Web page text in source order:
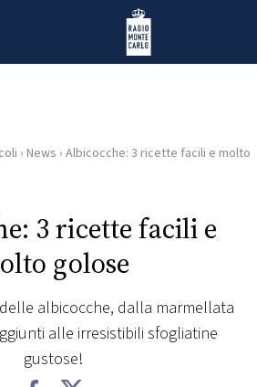
Radio Monte Carlo
› News › Albicocche: 3 ricette facili e molto
3 ricette facili e
golose
albicocche, dalla marmellata
alle irresistibili sfogliatine
gustose!